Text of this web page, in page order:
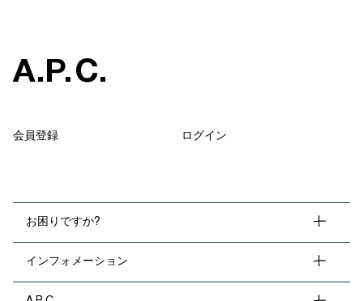
A.P.C.
会員登録 ログイン
お困りですか?
インフォメーション